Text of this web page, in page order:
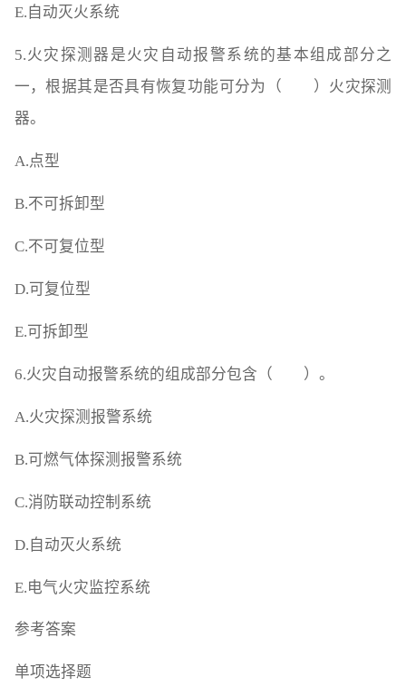
E.自动灭火系统
5.火灾探测器是火灾自动报警系统的基本组成部分之
一，根据其是否具有恢复功能可分为（ ）火灾探测
器。
A.点型
B.不可拆卸型
C.不可复位型
D.可复位型
E.可拆卸型
6.火灾自动报警系统的组成部分包含（ ）。
A.火灾探测报警系统
B.可燃气体探测报警系统
C.消防联动控制系统
D.自动灭火系统
E.电气火灾监控系统
参考答案
单项选择题